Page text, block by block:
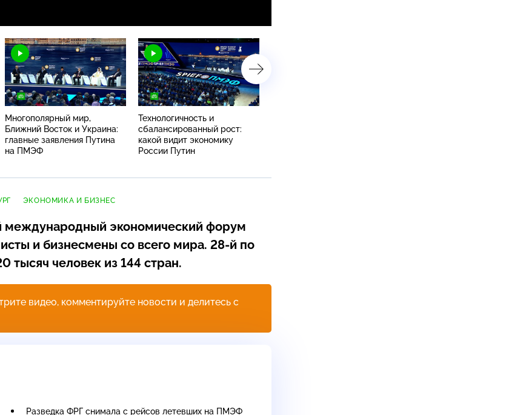
Многополярный мир,
Ближний Восток и Украина:
главные заявления Путина
на ПМЭФ
Технологичность и
сбалансированный рост:
какой видит экономику
России Путин
ЭКОНОМИКА И БИЗНЕС
международный экономический форум
и бизнесмены со всего мира. 28-й по
тысяч человек из 144 стран.
видео, комментируйте новости и делитесь с
Разведка ФРГ снимала с рейсов летевших на ПМЭФ